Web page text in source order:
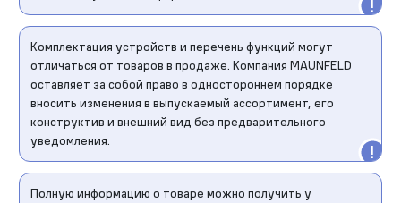
Комплектация устройств и перечень функций могут
отличаться от товаров в продаже. Компания MAUNFELD
оставляет за собой право в одностороннем порядке
вносить изменения в выпускаемый ассортимент, его
конструктив и внешний вид без предварительного
уведомления.
Полную информацию о товаре можно получить у